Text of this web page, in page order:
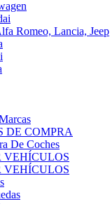
Romeo, Lancia, Jeep
DE COMPRA
De Coches
VEHÍCULOS
VEHÍCULOS